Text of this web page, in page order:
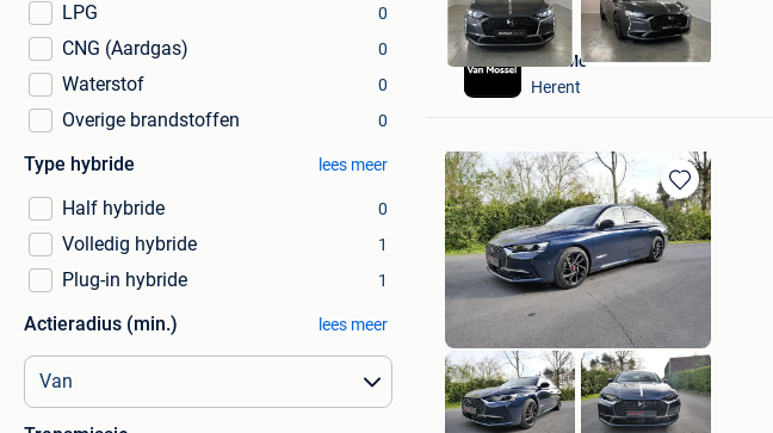
LPG 0
CNG (Aardgas) 0
Waterstof 0
Overige brandstoffen 0
Type hybride lees meer
Half hybride 0
Volledig hybride 1
Plug-in hybride 1
Actieradius (min.) lees meer
Van Mossel DS Leuven
Herent
Bewaren
in
Mijn
Favorieten